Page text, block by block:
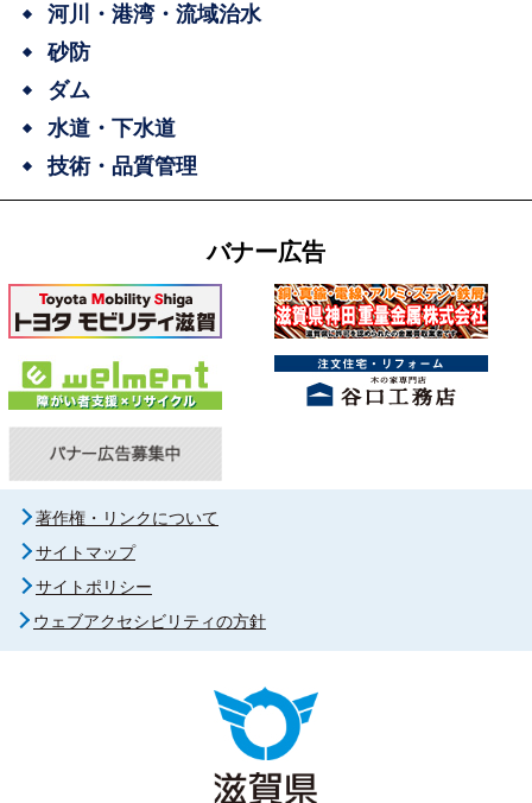
河川・港湾・流域治水
砂防
ダム
水道・下水道
技術・品質管理
バナー広告
著作権・リンクについて
サイトマップ
サイトポリシー
ウェブアクセシビリティの方針